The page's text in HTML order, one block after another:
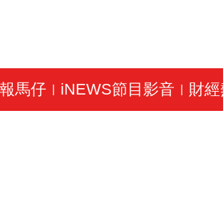
馬仔| iNEWS節目影音 財